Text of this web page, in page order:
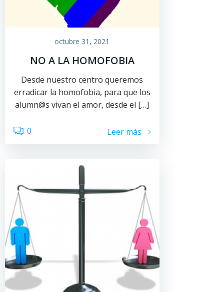
octubre 31, 2021
NO A LA HOMOFOBIA
Desde nuestro centro queremos
erradicar la homofobia, para que los
alumn@s vivan el amor, desde el […]
0 Leer más